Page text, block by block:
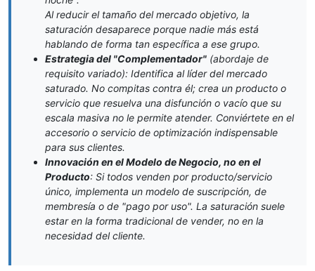
Al reducir el tamaño del mercado objetivo, la
saturación desaparece porque nadie más está
hablando de forma tan específica a ese grupo.
Estrategia del "Complementador" (abordaje de
requisito variado): Identifica al líder del mercado
saturado. No compitas contra él; crea un producto o
servicio que resuelva una disfunción o vacío que su
escala masiva no le permite atender. Conviértete en el
accesorio o servicio de optimización indispensable
para sus clientes.
Innovación en el Modelo de Negocio, no en el
Producto: Si todos venden por producto/servicio
único, implementa un modelo de suscripción, de
membresía o de "pago por uso". La saturación suele
estar en la forma tradicional de vender, no en la
necesidad del cliente.